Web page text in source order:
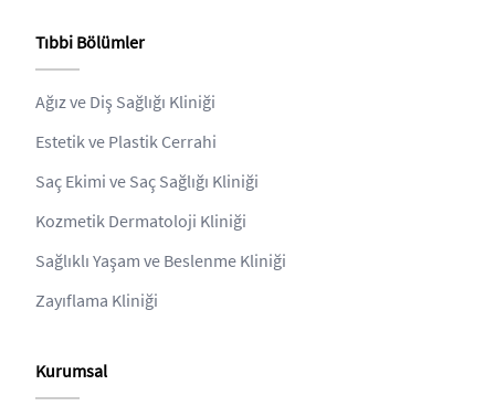
Tıbbi Bölümler
Ağız ve Diş Sağlığı Kliniği
Estetik ve Plastik Cerrahi
Saç Ekimi ve Saç Sağlığı Kliniği
Kozmetik Dermatoloji Kliniği
Sağlıklı Yaşam ve Beslenme Kliniği
Zayıflama Kliniği
Kurumsal